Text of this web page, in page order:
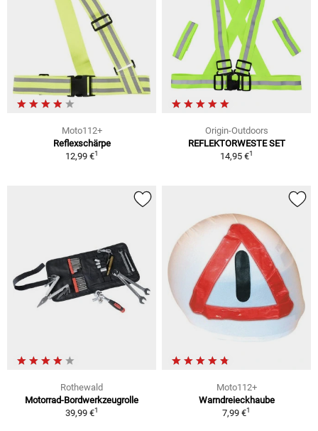
Moto112+
Reflexschärpe
12,99 €1
Origin-Outdoors
REFLEKTORWESTE SET
14,95 €1
Rothewald
Motorrad-Bordwerkzeugrolle
39,99 €1
Moto112+
Warndreieckhaube
7,99 €1